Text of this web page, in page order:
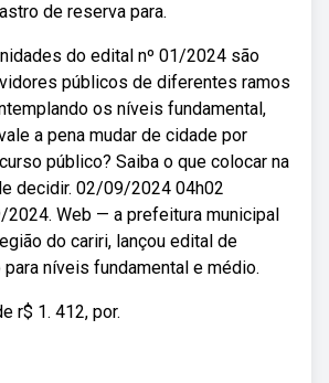
de reserva para.
do edital nº 01/2024 são
públicos de diferentes ramos
os níveis fundamental,
a pena mudar de cidade por
público? Saiba o que colocar na
decidir. 02/09/2024 04h02
Web — a prefeitura municipal
do cariri, lançou edital de
níveis fundamental e médio.
r$ 1. 412, por.